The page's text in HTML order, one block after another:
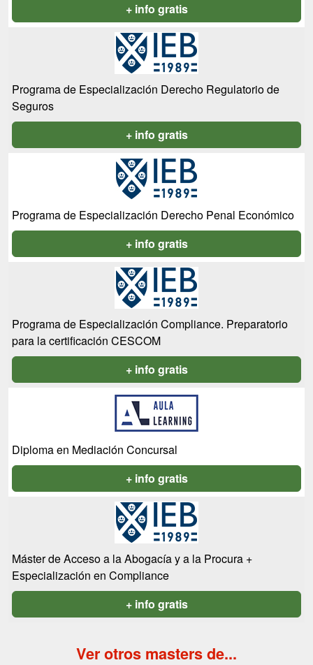
+ info gratis
Programa de Especialización Derecho Regulatorio de
Seguros
+ info gratis
Programa de Especialización Derecho Penal Económico
+ info gratis
Programa de Especialización Compliance. Preparatorio
para la certificación CESCOM
+ info gratis
Diploma en Mediación Concursal
+ info gratis
Máster de Acceso a la Abogacía y a la Procura +
Especialización en Compliance
+ info gratis
Ver otros masters de...